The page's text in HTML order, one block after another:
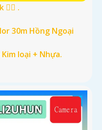
.
30m Hồng Ngoại
loại + Nhựa.